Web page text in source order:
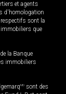
et agents
d'homologation
sont la
immobiliers que
la Banque
immobiliers
MD sont des